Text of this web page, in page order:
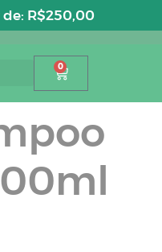
ou cadastre-se
0
R$250,00